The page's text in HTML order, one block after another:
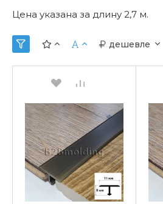
Цена указана за длину 2,7 м.
дешевле